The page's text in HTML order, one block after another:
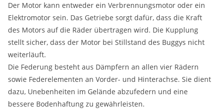
Der Motor kann entweder ein Verbrennungsmotor oder ein
Elektromotor sein. Das Getriebe sorgt dafür, dass die Kraft
des Motors auf die Räder übertragen wird. Die Kupplung
stellt sicher, dass der Motor bei Stillstand des Buggys nicht
weiterläuft.
Die Federung besteht aus Dämpfern an allen vier Rädern
sowie Federelementen an Vorder- und Hinterachse. Sie dient
dazu, Unebenheiten im Gelände abzufedern und eine
bessere Bodenhaftung zu gewährleisten.